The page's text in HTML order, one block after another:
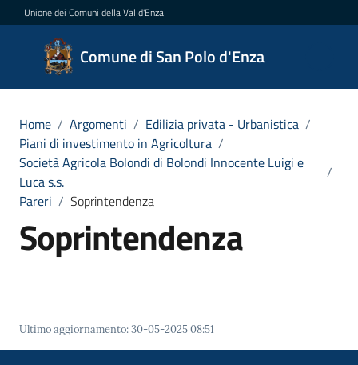
Vai al contenuto
Vai alla navigazione
Vai al footer
Unione dei Comuni della Val d'Enza
Comune di San Polo d'Enza
Comune
di San
d'Enza
Amministrazione
Novità
Vivere
San
Home / Argomenti / Edilizia privata - Urbanistica /
Piani di investimento in Agricoltura /
Società Agricola Bolondi di Bolondi Innocente Luigi e
Luca s.s.
/
Pareri / Soprintendenza
Soprintendenza
Ultimo aggiornamento:30-05-2025 08:51